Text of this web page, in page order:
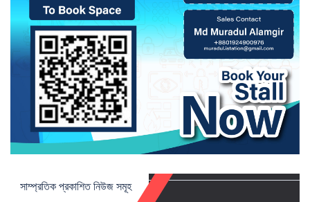
সাম্প্রতিক প্রকাশিত নিউজ সমূহ